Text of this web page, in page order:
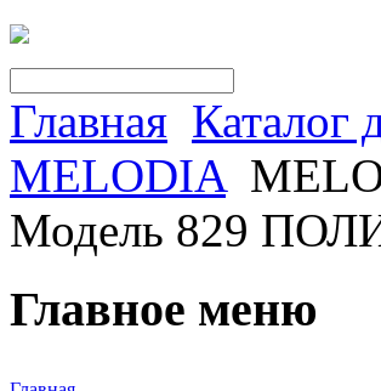
Главная Каталог
MELODIA
Модель 829
Главное меню